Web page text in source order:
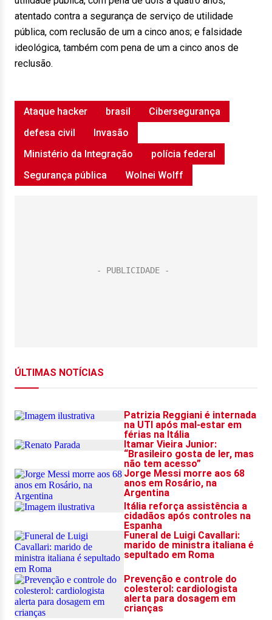
atentado contra a segurança de serviço de utilidade
pública, com reclusão de um a cinco anos; e falsidade
ideológica, também com pena de um a cinco anos de
reclusão.
Ataque hacker brasil
Cibersegurança
defesa civil
Invasão
Ministério da Integração
polícia federal
Segurança pública
Wolnei Wolff